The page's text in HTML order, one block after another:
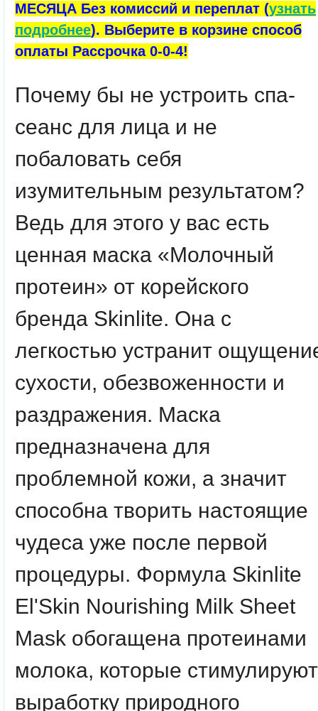
МЕСЯЦА Без комиссий и переплат (узнать
подробнее). Выберите в корзине способ
оплаты Рассрочка 0-0-4!
Почему бы не устроить спа-
сеанс для лица и не
побаловать себя
изумительным результатом?
Ведь для этого у вас есть
ценная маска «Молочный
протеин» от корейского
бренда Skinlite. Она с
легкостью устранит
сухости, обезвоженности и
раздражения. Маска
предназначена для
проблемной кожи, а значит
способна творить настоящие
чудеса уже после первой
процедуры. Формула Skinlite
El'Skin Nourishing Milk Sheet
Mask обогащена протеинами
молока, которые стимулируют
выработку природного